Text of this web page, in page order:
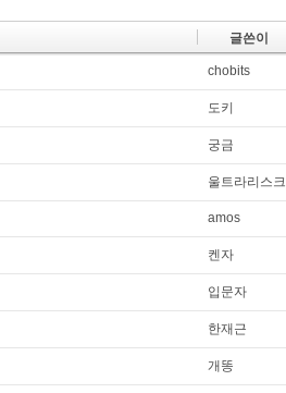
글쓴이
chobits
도키
궁금
울트라리스크
amos
켄자
입문자
한재근
개똥